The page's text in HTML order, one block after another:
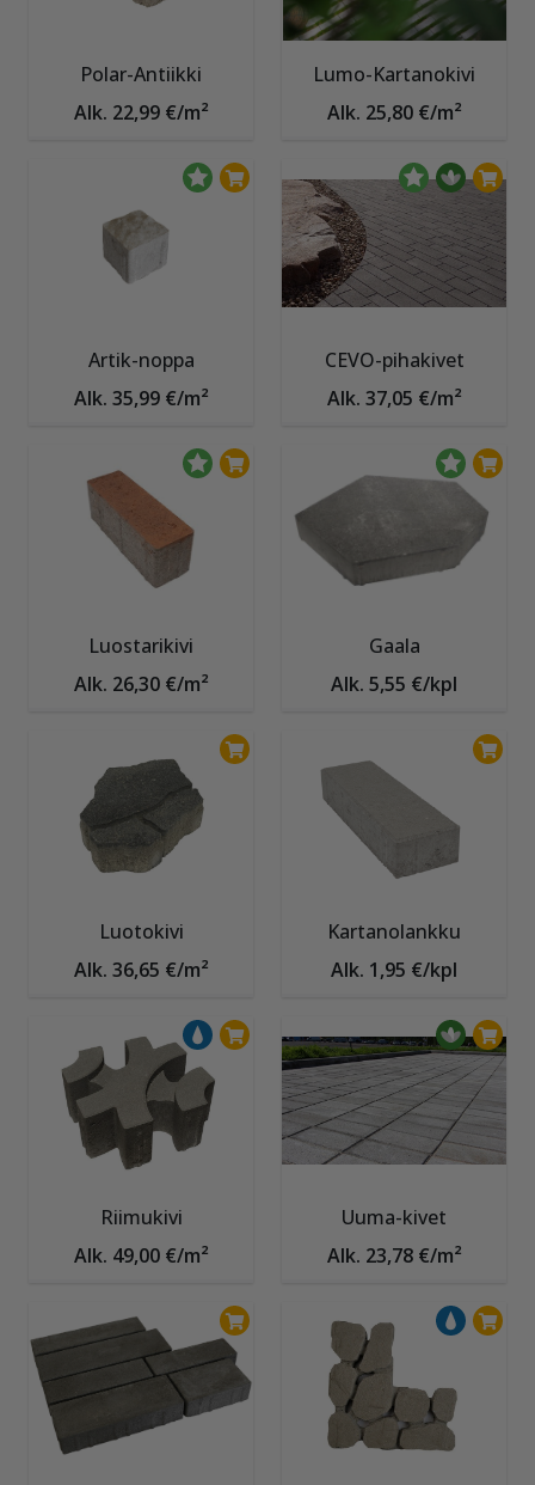
Polar-Antiikki
Alk. 22,99 €/m²
Lumo-Kartanokivi
Alk. 25,80 €/m²
Artik-noppa
Alk. 35,99 €/m²
CEVO-pihakivet
Alk. 37,05 €/m²
Luostarikivi
Alk. 26,30 €/m²
Gaala
Alk. 5,55 €/kpl
Luotokivi
Alk. 36,65 €/m²
Kartanolankku
Alk. 1,95 €/kpl
Riimukivi
Alk. 49,00 €/m²
Uuma-kivet
Alk. 23,78 €/m²